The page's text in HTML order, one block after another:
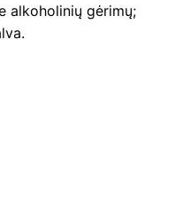
alkoholinių gėrimų;